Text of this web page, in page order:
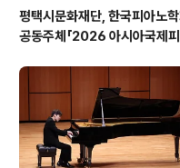
평택시문화재단, 한국피아노학
공동주체「2026 아시아국제
성황리 마무리